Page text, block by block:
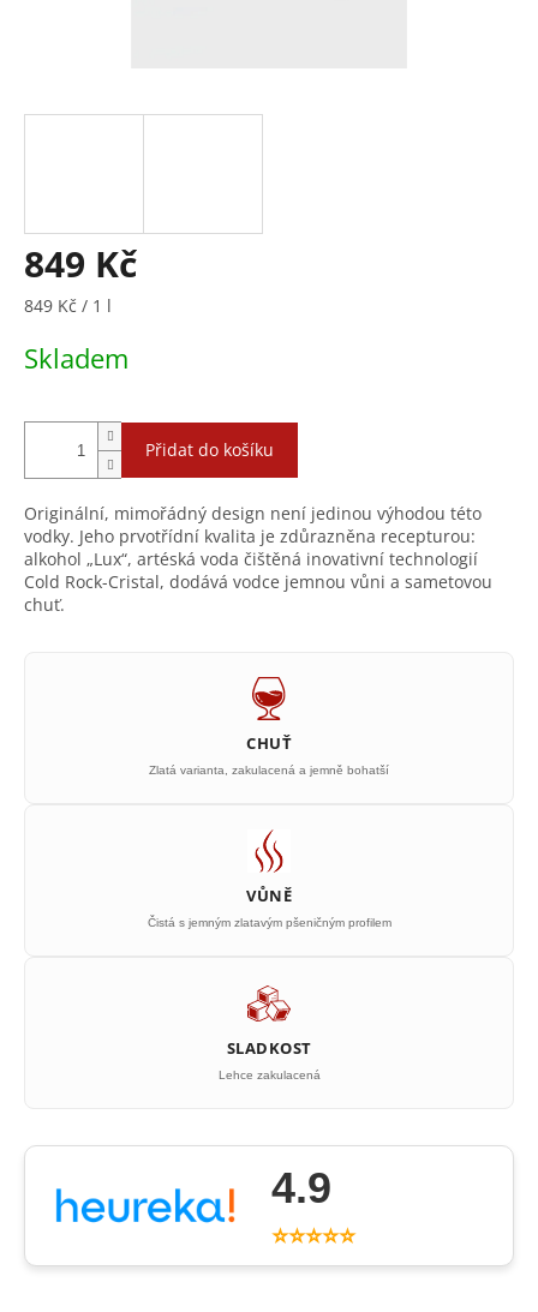
849 Kč
Měrná
849 Kč / 1 l
Skladem
Přidat do košíku
Originální, mimořádný design není jedinou výhodou této
vodky. Jeho prvotřídní kvalita je zdůrazněna recepturou:
alkohol „Lux“, artéská voda čištěná inovativní technologií
Cold Rock-Cristal, dodává vodce jemnou vůni a sametovou
chuť.
CHUŤ
Zlatá varianta, zakulacená a jemně bohatší
VŮNĚ
Čistá s jemným zlatavým pšeničným profilem
SLADKOST
Lehce zakulacená
4.9
⭐⭐⭐⭐⭐